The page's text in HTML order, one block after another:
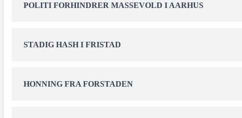
POLITI FORHINDRER MASSEVOLD I AARHUS
STADIG HASH I FRISTAD
HONNING FRA FORSTADEN